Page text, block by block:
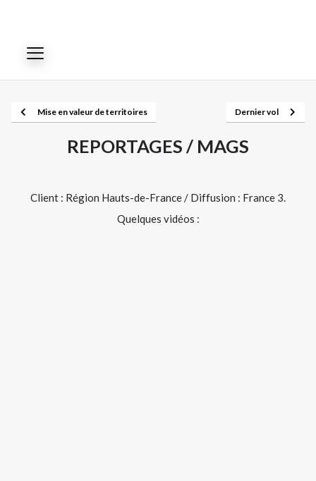
Dernier vol
Mise en valeur de territoires
REPORTAGES / MAGS
Client : Région Hauts-de-France / Diffusion : France 3.
Quelques vidéos :